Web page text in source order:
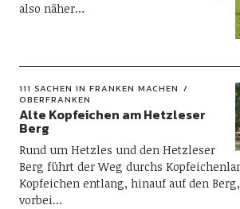
also näher…
111 SACHEN IN FRANKEN MACHEN
OBERFRANKEN
Alte Kopfeichen am Hetzleser
Berg
Rund um Hetzles und den Hetzleser
Berg führt der Weg durchs
Kopfeichen entlang, hinauf auf den
vorbei…